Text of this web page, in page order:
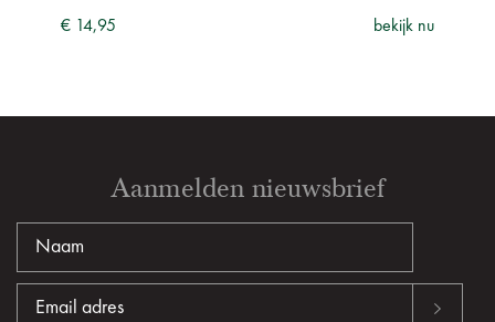
€ 14,95 bekijk nu
Aanmelden nieuwsbrief